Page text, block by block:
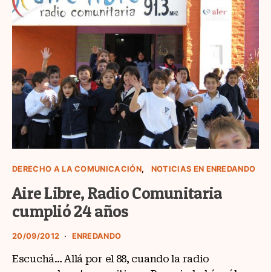
DERECHO A LA COMUNICACIÓN NOTICIAS EN ENREDANDO
Aire Libre, Radio Comunitaria
cumplió 24 años
20/09/2012 ENREDANDO
Escuchá… Allá por el 88, cuando la radio